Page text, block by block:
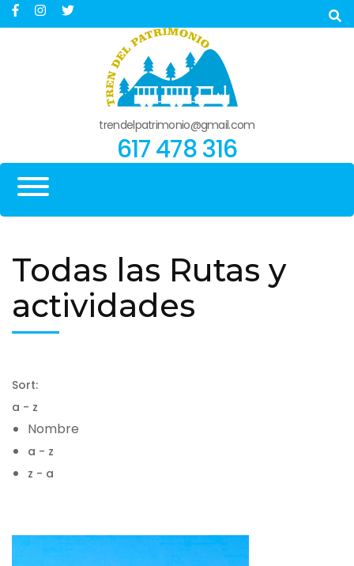
Saltar
al
trendelpatrimonio@gmail.com
617 478 316
Todas las Rutas y
actividades
Sort:
a - z
Nombre
a - z
z - a